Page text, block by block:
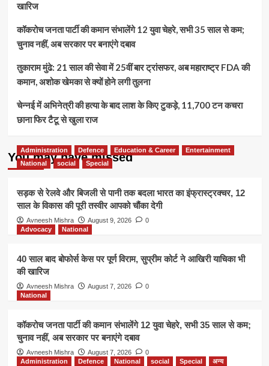
खारिज
कॉकरोच जनता पार्टी की कमान संभालेंगे 12 युवा चेहरे, सभी 35 साल से कम;
चुनाव नहीं, अब सरकार पर बनाएंगे दबाव
तुकाराम मुंढे: 21 साल की सेवा में 25वीं बार ट्रांसफर, अब महाराष्ट्र FDA की
कमान, अशोक खेमका से क्यों होने लगी तुलना
चेन्नई में अभिनेत्री की हत्या के बाद लाश के किए टुकड़े, 11,700 टन कचरा
छाना फिर टैटू से खुला राज
You may have missed
Administration Defence Education & Career
Entertainment
National
social Special
सड़क से रेलवे और बिजली से पानी तक बदला भारत का इंफ्रास्ट्रक्चर, 12
साल के विकास की पूरी तस्वीर आपको चौंका देगी
Avneesh Mishra August 9, 2026
0
Advocacy
National
40 साल बाद बोफोर्स केस पर पूर्ण विराम, सुप्रीम कोर्ट ने आखिरी याचिका भी
की खारिज
Avneesh Mishra August 7, 2026
0
National
कॉकरोच जनता पार्टी की कमान संभालेंगे 12 युवा चेहरे, सभी 35 साल से कम;
चुनाव नहीं, अब सरकार पर बनाएंगे दबाव
Avneesh Mishra August 7, 2026
0
Administration
Defence National social Special अन्य